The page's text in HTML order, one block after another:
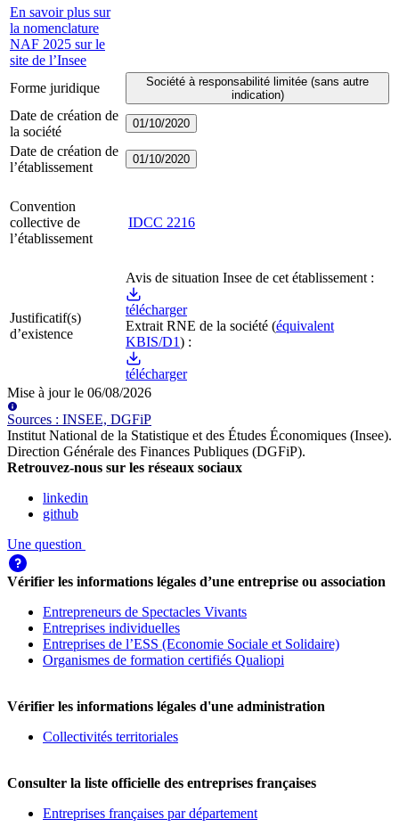
En savoir plus sur
la nomenclature
NAF 2025 sur le
site de l’Insee
Forme juridique
Société à responsabilité limitée (sans autre
indication)
Date de création de
la société
01/10/2020
Date de création de
l’établissement
01/10/2020
Convention
collective de
l’établissement
IDCC 2216
Justificatif(s)
d’existence
Avis de situation Insee de cet établissement :
télécharger
Extrait RNE de la société (équivalent
KBIS/D1) :
télécharger
Mise à jour le 06/08/2026
Sources : INSEE, DGFiP
Institut National de la Statistique et des Études Économiques (Insee).
Direction Générale des Finances Publiques (DGFiP).
Retrouvez-nous sur les réseaux sociaux
linkedin
github
Une question
Vérifier les informations légales d’une entreprise ou association
Entrepreneurs de Spectacles Vivants
Entreprises individuelles
Entreprises de l’ESS (Economie Sociale et Solidaire)
Organismes de formation certifiés Qualiopi
Vérifier les informations légales d'une administration
Collectivités territoriales
Consulter la liste officielle des entreprises françaises
Entreprises françaises par département